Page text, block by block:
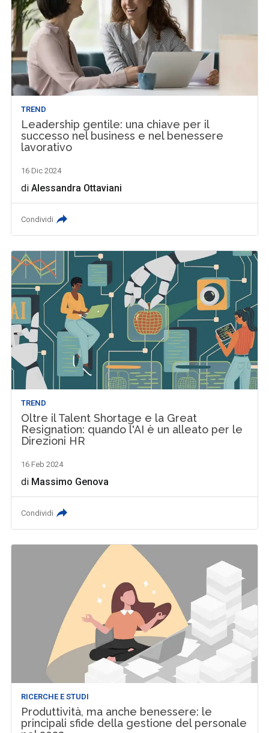
TREND
Leadership gentile: una chiave per il
successo nel business e nel benessere
lavorativo
16 Dic 2024
diAlessandra Ottaviani
Condividi
TREND
Oltre il Talent Shortage e la Great
Resignation: quando l'AI è un alleato per le
Direzioni HR
16 Feb 2024
di Massimo Genova
Condividi
RICERCHE E STUDI
Produttività, ma anche benessere: le
principali sfide della gestione del personale